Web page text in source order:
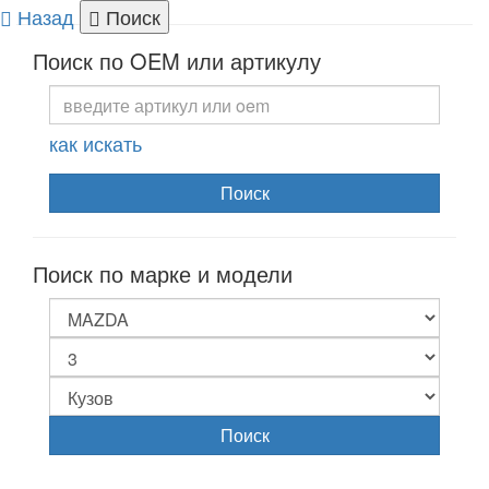
Назад Поиск
Поиск по OEM или артикулу
как искать
Поиск
Поиск по марке и модели
Поиск